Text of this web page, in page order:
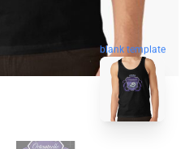
blank template